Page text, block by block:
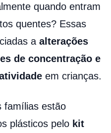
quando entram
quentes? Essas
a alterações
de concentração e
em crianças.
famílias estão
plásticos pelo kit